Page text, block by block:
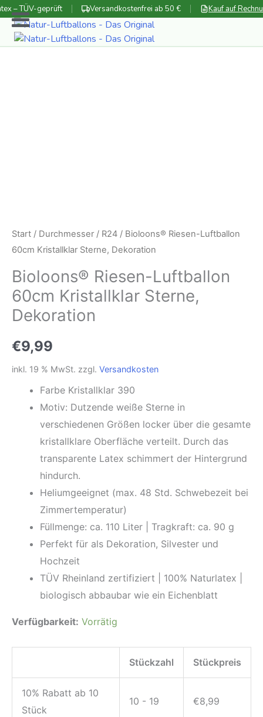
Zum
Inhalt
springen
– TÜV-geprüft Versandkostenfrei ab 50 € Kauf auf
Start / Durchmesser / R24 / Bioloons® Riesen-Luftballon
60cm Kristallklar Sterne, Dekoration
Bioloons® Riesen-Luftballon
60cm Kristallklar Sterne,
Dekoration
€9,99
inkl. 19 % MwSt. zzgl. Versandkosten
Farbe Kristallklar 390
Motiv: Dutzende weiße Sterne in
verschiedenen Größen locker über die gesamte
kristallklare Oberfläche verteilt. Durch das
transparente Latex schimmert der Hintergrund
hindurch.
Heliumgeeignet (max. 48 Std. Schwebezeit bei
Zimmertemperatur)
Füllmenge: ca. 110 Liter | Tragkraft: ca. 90 g
Perfekt für als Dekoration, Silvester und
Hochzeit
TÜV Rheinland zertifiziert | 100% Naturlatex |
biologisch abbaubar wie ein Eichenblatt
Verfügbarkeit: Vorrätig
Stückzahl Stückpreis
10% Rabatt ab 10
Stück
10 - 19 €8,99